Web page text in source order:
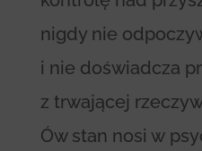
nigdy nie
i nie doświadcza
z trwającej
Ów stan nosi w